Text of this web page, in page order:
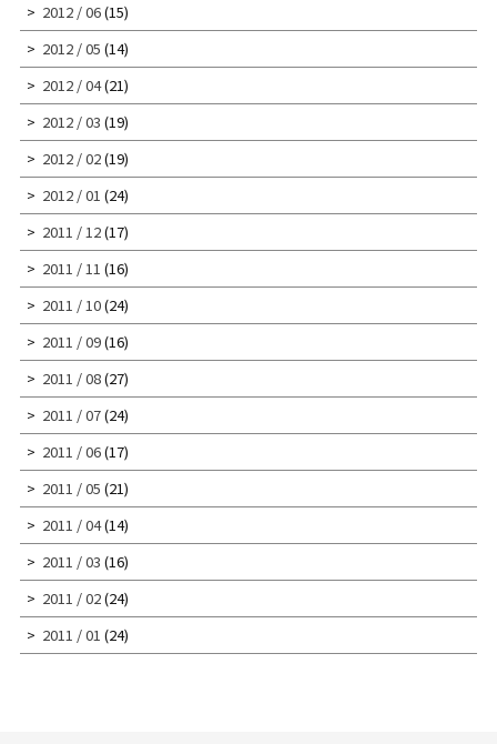
2012 / 06(15)
2012 / 05 (14)
2012 / 04(21)
2012 / 03 (19)
2012 / 02(19)
2012 / 01 (24)
2011 / 12(17)
2011 / 11 (16)
2011 / 10(24)
2011 / 09(16)
2011 / 08(27)
2011 / 07(24)
2011 / 06(17)
2011 / 05 (21)
2011 / 04(14)
2011 / 03 (16)
2011 / 02(24)
2011 / 01 (24)